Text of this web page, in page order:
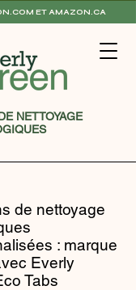
NETTOYAGE
ET AMAZON.CA
de nettoyage
: marque
Everly
Tabs